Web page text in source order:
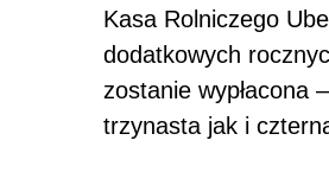
Kasa Rolniczego
dodatkowych
zostanie wypłacona
trzynasta jak i